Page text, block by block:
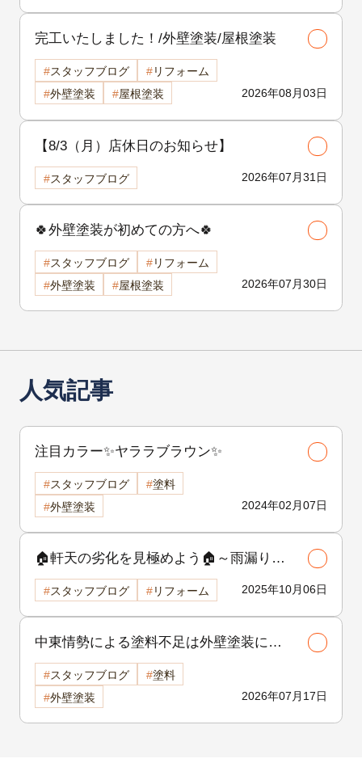
完工いたしました！/外壁塗装/屋根塗装
2026年08月03日
スタッフブログ
リフォーム
外壁塗装
屋根塗装
【8/3（月）店休日のお知らせ】
2026年07月31日
スタッフブログ
🍀外壁塗装が初めての方へ🍀
2026年07月30日
スタッフブログ
リフォーム
外壁塗装
屋根塗装
人気記事
注目カラー✨ヤララブラウン✨
2024年02月07日
スタッフブログ
塗料
外壁塗装
🏠軒天の劣化を見極めよう🏠～雨漏りの
サインを見逃さないために～
2025年10月06日
スタッフブログ リフォーム
中東情勢による塗料不足は外壁塗装に影
響する？古河市で工事を検討中の方へ
2026年07月17日
スタッフブログ
塗料
外壁塗装